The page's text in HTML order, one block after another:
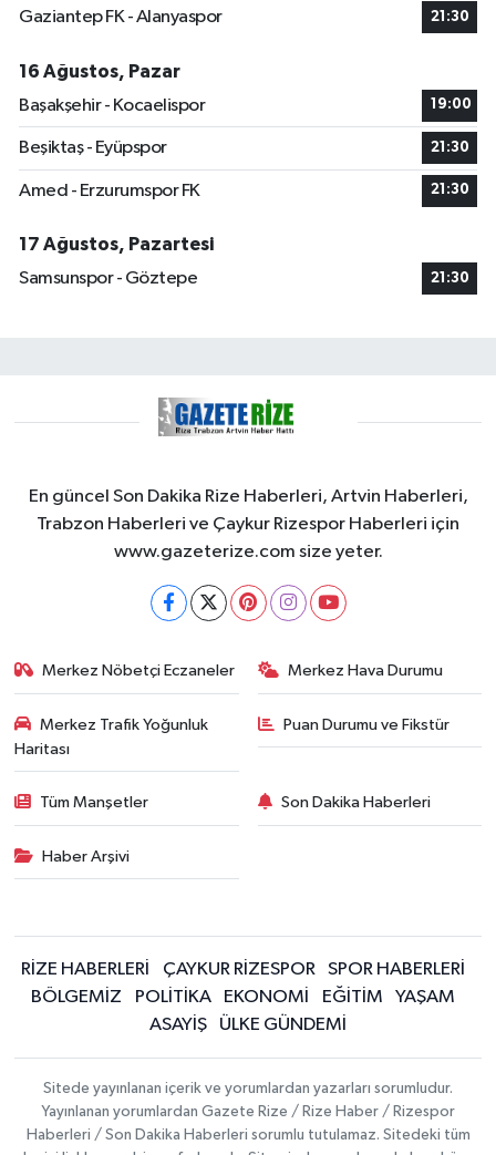
Gaziantep FK - Alanyaspor 21:30
16 Ağustos, Pazar
Başakşehir - Kocaelispor
19:00
Beşiktaş - Eyüpspor 21:30
Amed - Erzurumspor FK 21:30
17 Ağustos, Pazartesi
Samsunspor - Göztepe
21:30
En güncel Son Dakika Rize Haberleri, Artvin Haberleri,
Trabzon Haberleri ve Çaykur Rizespor Haberleri için
www.gazeterize.com size yeter.
Merkez Nöbetçi Eczaneler Merkez Hava Durumu
Merkez Trafik Yoğunluk
Haritası
Puan Durumu ve Fikstür
Tüm Manşetler Son Dakika Haberleri
Haber Arşivi
RİZE HABERLERİ ÇAYKUR RİZESPOR
SPOR HABERLERİ
BÖLGEMİZ
POLİTİKA EKONOMİ EĞİTİM
YAŞAM
ASAYİŞ
ÜLKE GÜNDEMİ
Sitede yayınlanan içerik ve yorumlardan yazarları sorumludur.
Yayınlanan yorumlardan Gazete Rize / Rize Haber / Rizespor
Haberleri / Son Dakika Haberleri sorumlu tutulamaz. Sitedeki tüm